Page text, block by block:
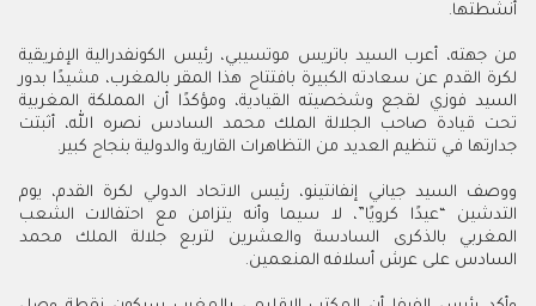
أنشطتها.
من جهته، أعرب السيد باتريس موتسيبي، رئيس الكونفدرالية الإفريقية
لكرة القدم عن سعادته الكبيرة بافتتاح هذا المقر بالمغرب، مشيدًا بدور
السيد فوزي لقجع وشخصيته القيادية، ومؤكدًا أن المملكة المغربية
تحت قيادة صاحب الجلالة الملك محمد السادس نصره الله، أثبتت
جدارتها في تنظيم العديد من التظاهرات القارية والدولية بنجاح كبير.
ووصف السيد جياني إنفانتينو، رئيس الاتحاد الدولي لكرة القدم، يوم
التدشين “عيدًا كرويًا”، لا سيما وأنه يتزامن مع احتفالات الشعب
المغربي بالذكرى السادسة والعشرين لتربع جلالة الملك محمد
السادس على عرش أسلافه المنعمين.